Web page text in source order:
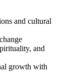
and cultural
and
growth with